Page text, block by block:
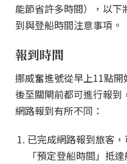
能節省許多時間），以
到與登船時間注意事項。
報到時間
挪威奮進號從早上11點
後至關閘前都可進行報
網路報到有所不同：
已完成網路報到旅客
「預定登船時間」抵